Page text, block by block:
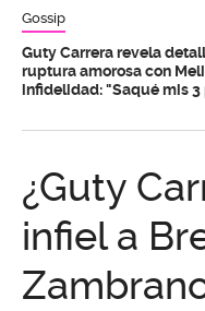
Gossip
Guty Carrera revela
ruptura amorosa con
infidelidad: "Saqué mis 3
¿Guty
infiel a